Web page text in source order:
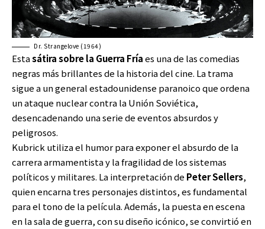
Dr. Strangelove (1964)
Estasátira sobre la Guerra Fríaes una de las comedias
negras más brillantes de la historia del cine. La trama
sigue a un general estadounidense paranoico que ordena
un ataque nuclear contra la Unión Soviética,
desencadenando una serie de eventos absurdos y
peligrosos.
Kubrick utiliza el humor para exponer el absurdo de la
carrera armamentista y la fragilidad de los sistemas
políticos y militares. La interpretación de Peter Sellers,
quien encarna tres personajes distintos, es fundamental
para el tono de la película. Además, la puesta en escena
en la sala de guerra, con su diseño icónico, se convirtió en